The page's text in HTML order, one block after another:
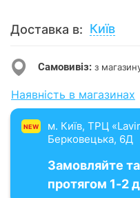
Доставка в: Київ
Самовивіз: з
Наявність в магазинах
NEW
м. Київ, ТРЦ
Берковецька, 6Д
Замовляйте
протягом 1-2